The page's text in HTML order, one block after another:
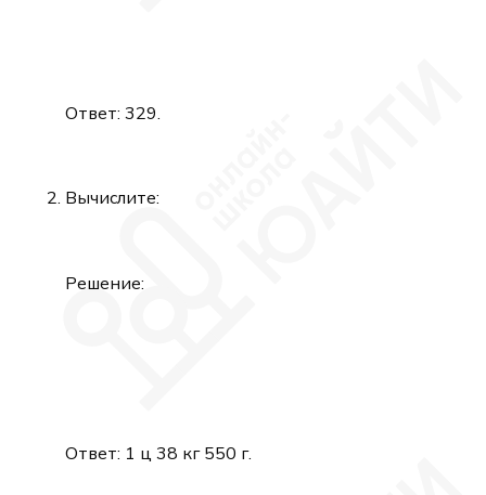
Ответ: 329.
Вычислите:
Решение:
Ответ: 1 ц 38 кг 550 г.